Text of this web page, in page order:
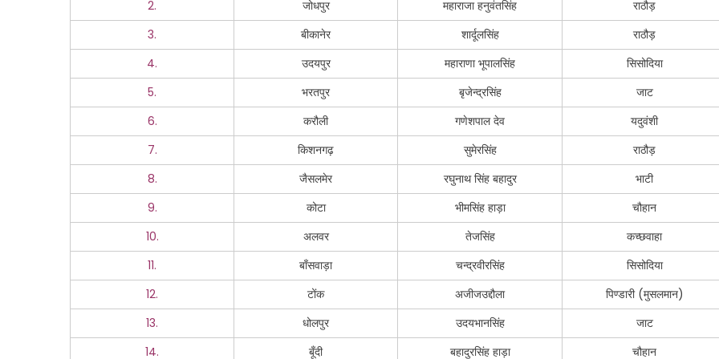
2. जोधपुर महाराजा हनुवंतसिंह
राठौड़
3.
बीकानेर शार्दूलसिंह
राठौड़
4.
उदयपुर महाराणा भूपालसिंह
सिसोदिया
5.
भरतपुर बृजेन्द्रसिंह
जाट
6.
करौली गणेशपाल देव
यदुवंशी
7.
किशनगढ़ सुमेरसिंह
राठौड़
8.
जैसलमेर रघुनाथ सिंह बहादुर
भाटी
9.
कोटा भीमसिंह हाड़ा
चौहान
10.
अलवर तेजसिंह
कच्छवाहा
11.
बाँसवाड़ा चन्द्रवीरसिंह
सिसोदिया
12.
टोंक अजीजउद्दौला
पिण्डारी (मुसलमान)
13.
धोलपुर उदयभानसिंह
जाट
14.
बूँदी बहादुरसिंह हाड़ा चौहान